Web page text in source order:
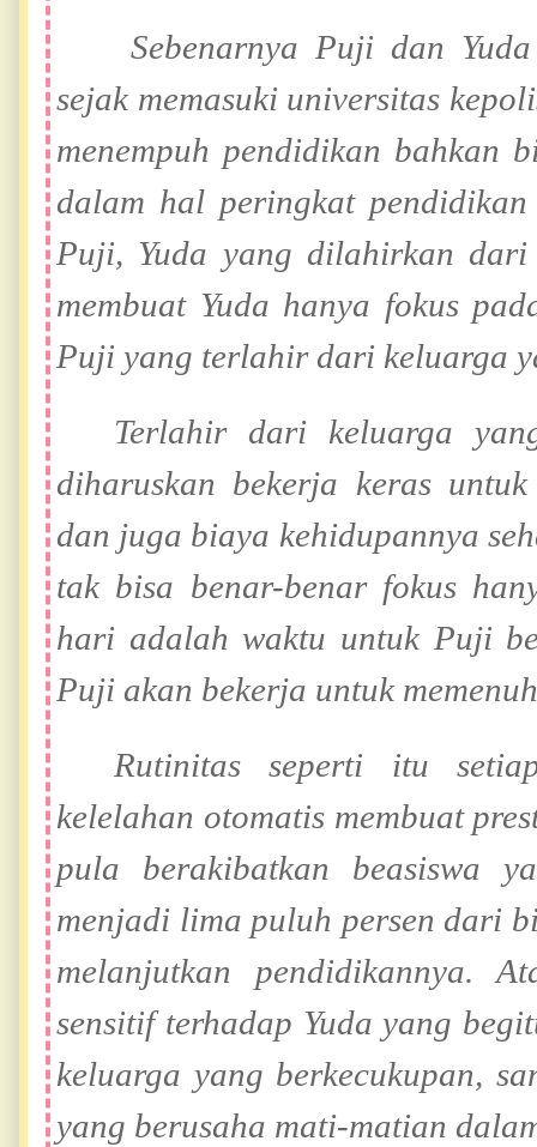
Sebenarnya Puji dan
sejak memasuki universitas
menempuh pendidikan bahkan
dalam hal peringkat
Puji, Yuda yang dilahirkan dari
membuat Yuda hanya fokus
Puji yang terlahir dari keluarga
Terlahir dari keluarga
diharuskan bekerja keras
dan juga biaya kehidupannya
tak bisa benar-benar fokus
hari adalah waktu untuk Puji
Puji akan bekerja untuk
Rutinitas seperti itu
kelelahan otomatis membuat
pula berakibatkan beasiswa
menjadi lima puluh persen dari
melanjutkan pendidikannya.
sensitif terhadap Yuda yang
keluarga yang berkecukupan,
yang berusaha mati-matian